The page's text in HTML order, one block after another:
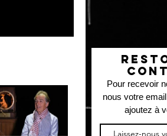
Pour recevoir
nous votre
ajoutez à